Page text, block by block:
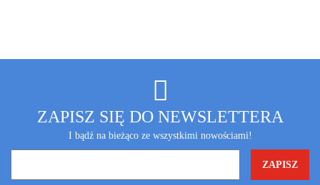
ZAPISZ SIĘ DO NEWSLETTERA
I bądź na bieżąco ze wszystkimi nowościami!